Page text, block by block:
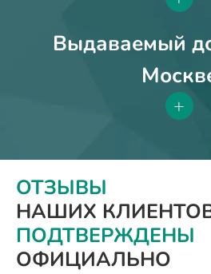
Выдаваемый
+
ОТЗЫВЫ
НАШИХ
ПОДТВЕРЖДЕНЫ
ОФИЦИАЛЬНО